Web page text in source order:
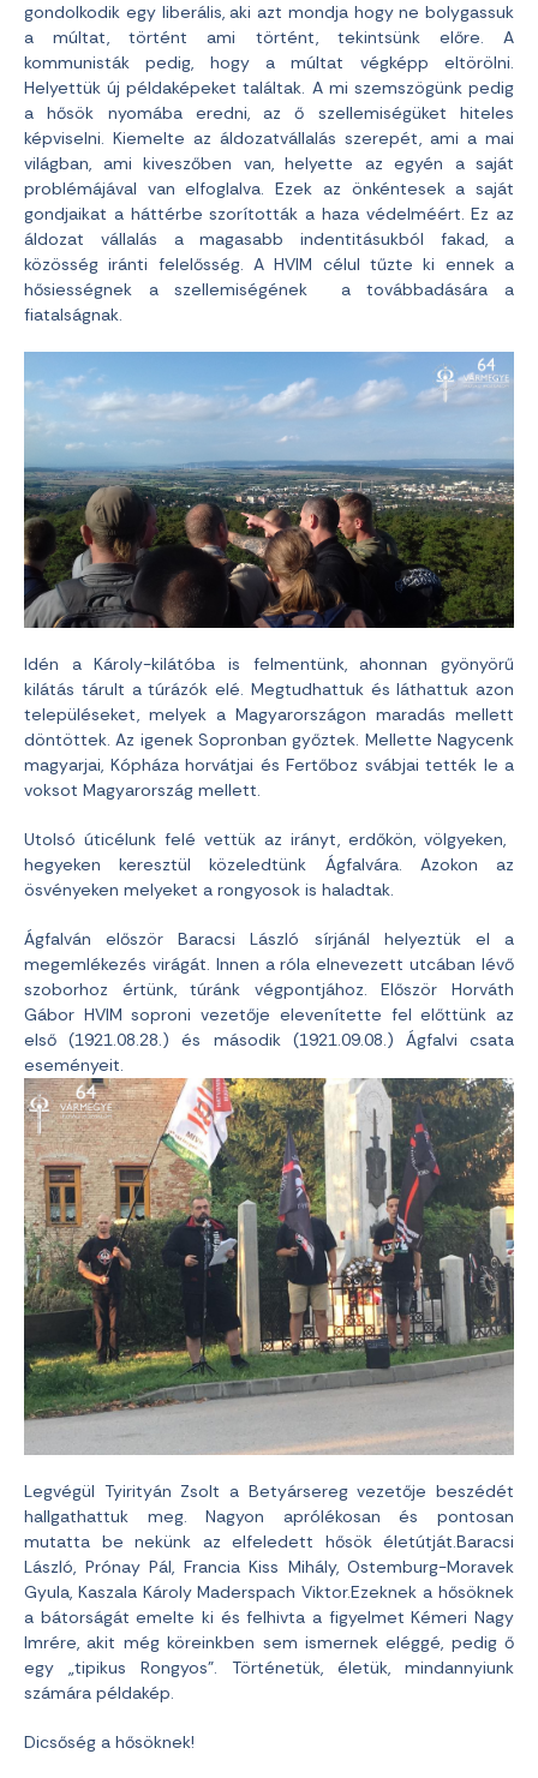
gondolkodik egy liberális, aki azt mondja hogy ne bolygassuk
a múltat, történt ami történt, tekintsünk előre. A
kommunisták pedig, hogy a múltat végképp eltörölni.
Helyettük új példaképeket találtak. A mi szemszögünk pedig
a hősök nyomába eredni, az ő szellemiségüket hiteles
képviselni. Kiemelte az áldozatvállalás szerepét, ami a mai
világban, ami kiveszőben van, helyette az egyén a saját
problémájával van elfoglalva. Ezek az önkéntesek a saját
gondjaikat a háttérbe szorították a haza védelméért. Ez az
áldozat vállalás a magasabb indentitásukból fakad, a
közösség iránti felelősség. A HVIM célul tűzte ki ennek a
hősiességnek a szellemiségének a továbbadására a
fiatalságnak.
Idén a Károly-kilátóba is felmentünk, ahonnan gyönyörű
kilátás tárult a túrázók elé. Megtudhattuk és láthattuk azon
településeket, melyek a Magyarországon maradás mellett
döntöttek. Az igenek Sopronban győztek. Mellette Nagycenk
magyarjai, Kópháza horvátjai és Fertőboz svábjai tették le a
voksot Magyarország mellett.
Utolsó úticélunk felé vettük az irányt, erdőkön, völgyeken,
hegyeken keresztül közeledtünk Ágfalvára. Azokon az
ösvényeken melyeket a rongyosok is haladtak.
Ágfalván először Baracsi László sírjánál helyeztük el a
megemlékezés virágát. Innen a róla elnevezett utcában lévő
szoborhoz értünk, túránk végpontjához. Először Horváth
Gábor HVIM soproni vezetője elevenítette fel előttünk az
első (1921.08.28.) és második (1921.09.08.) Ágfalvi csata
eseményeit.
Legvégül Tyirityán Zsolt a Betyársereg vezetője beszédét
hallgathattuk meg. Nagyon aprólékosan és pontosan
mutatta be nekünk az elfeledett hősök életútját.Baracsi
László, Prónay Pál, Francia Kiss Mihály, Ostemburg-Moravek
Gyula, Kaszala Károly Maderspach Viktor.Ezeknek a hősöknek
a bátorságát emelte ki és felhivta a figyelmet Kémeri Nagy
Imrére, akit még köreinkben sem ismernek eléggé, pedig ő
egy „tipikus Rongyos”. Történetük, életük, mindannyiunk
számára példakép.
Dicsőség a hősöknek!